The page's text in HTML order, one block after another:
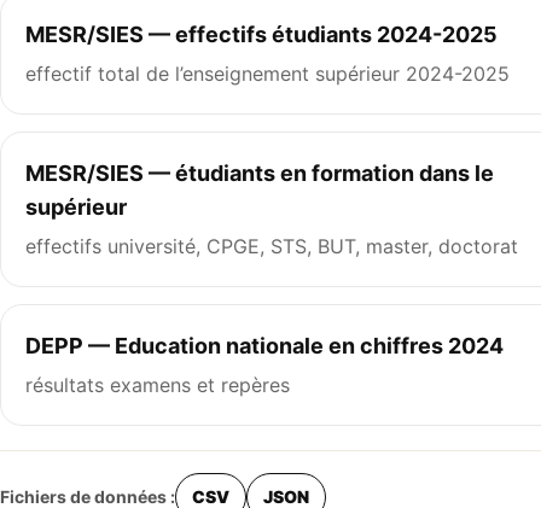
MESR/SIES — effectifs étudiants 2024-2025
effectif total de l’enseignement supérieur 2024-2025
MESR/SIES — étudiants en formation dans le
supérieur
effectifs université, CPGE, STS, BUT, master, doctorat
DEPP — Education nationale en chiffres 2024
résultats examens et repères
Fichiers de données : CSV JSON